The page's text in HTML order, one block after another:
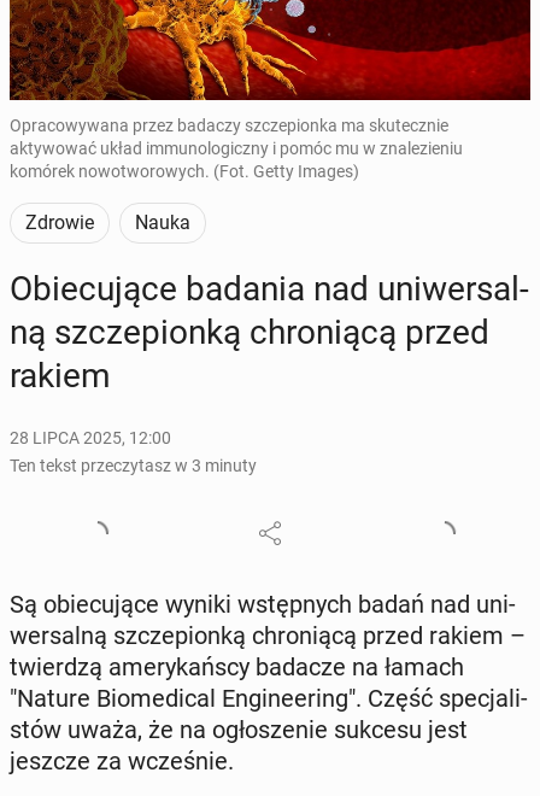
Opracowywana przez badaczy szczepionka ma skutecznie
aktywować układ immunologiczny i pomóc mu w znalezieniu
komórek nowotworowych. (Fot. Getty Images)
Zdrowie Nauka
Obie­cu­ją­ce badania nad uni­wer­sal­
ną szcze­pion­ką chro­nią­cą przed
rakiem
28 LIPCA 2025, 12:00
Ten tekst przeczytasz w 3 minuty
Są obie­cu­ją­ce wyniki wstęp­nych badań nad uni­
wer­sal­ną szcze­pion­ką chro­nią­cą przed rakiem –
twier­dzą ame­ry­kań­scy badacze na łamach
"Nature Bio­me­di­cal En­gi­ne­ering". Część spe­cja­li­
stów uważa, że na ogło­sze­nie sukcesu jest
jeszcze za wcze­śnie.